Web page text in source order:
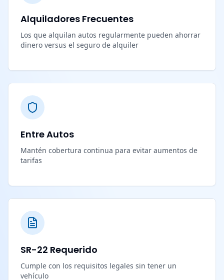
Alquiladores Frecuentes
Los que alquilan autos regularmente pueden ahorrar
dinero versus el seguro de alquiler
Entre Autos
Mantén cobertura continua para evitar aumentos de
tarifas
SR-22 Requerido
Cumple con los requisitos legales sin tener un
vehículo